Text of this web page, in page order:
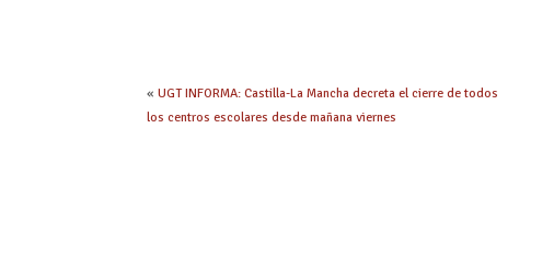
«UGT INFORMA: Castilla-La Mancha decreta el cierre de todos
los centros escolares desde mañana viernes